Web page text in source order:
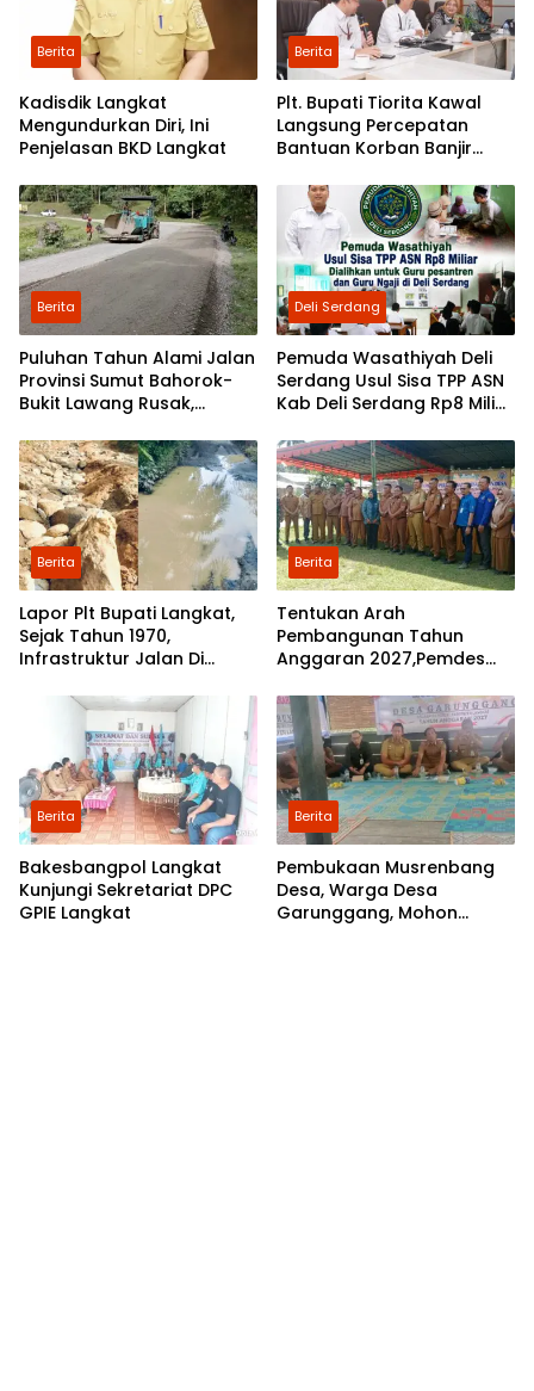
Berita
Kadisdik Langkat
Mengundurkan Diri, Ini
Penjelasan BKD Langkat
Berita
Plt. Bupati Tiorita Kawal
Langsung Percepatan
Bantuan Korban Banjir
Berita
Puluhan Tahun Alami Jalan
Provinsi Sumut Bahorok-
Bukit Lawang Rusak,
Perbaikan
Deli Serdang
Pemuda Wasathiyah Deli
Serdang Usul Sisa TPP ASN
Kab Deli Serdang Rp8 Miliar
Pesantren dan Guru Ngaji
Berita
Lapor Plt Bupati Langkat,
Sejak Tahun 1970,
Infrastruktur Jalan Di
Diperhatikan Pemerintah
Kabupaten Langkat
Berita
Tentukan Arah
Pembangunan Tahun
Anggaran 2027,Pemdes
Musrenbang
Berita
Bakesbangpol Langkat
Kunjungi Sekretariat DPC
GPIE Langkat
Berita
Pembukaan Musrenbang
Desa, Warga Desa
Garunggang, Mohon